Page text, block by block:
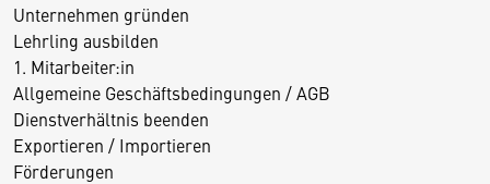
Unternehmen gründen
Lehrling ausbilden
1. Mitarbeiter:in
Allgemeine Geschäftsbedingungen / AGB
Dienstverhältnis beenden
Exportieren / Importieren
Förderungen